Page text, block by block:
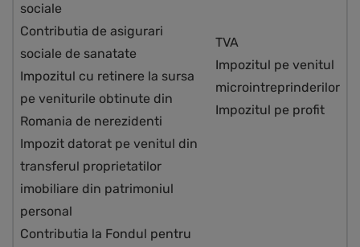
sociale
Contributia de asigurari
sociale de sanatate
Impozitul cu retinere la sursa
pe veniturile obtinute din
Romania de nerezidenti
Impozit datorat pe venitul din
transferul proprietatilor
imobiliare din patrimoniul
personal
Contributia la Fondul pentru
TVA
Impozitul pe venitul
microintreprinderilor
Impozitul pe profit